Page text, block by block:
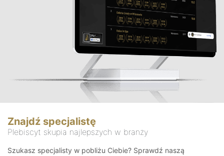
Znajdź specjalistę
Plebiscyt skupia najlepszych w branży
Szukasz specjalisty w pobliżu Ciebie? Sprawdź naszą